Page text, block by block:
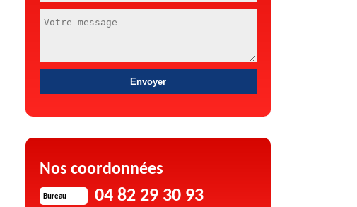
Nos coordonnées
Bureau 04 82 29 30 93